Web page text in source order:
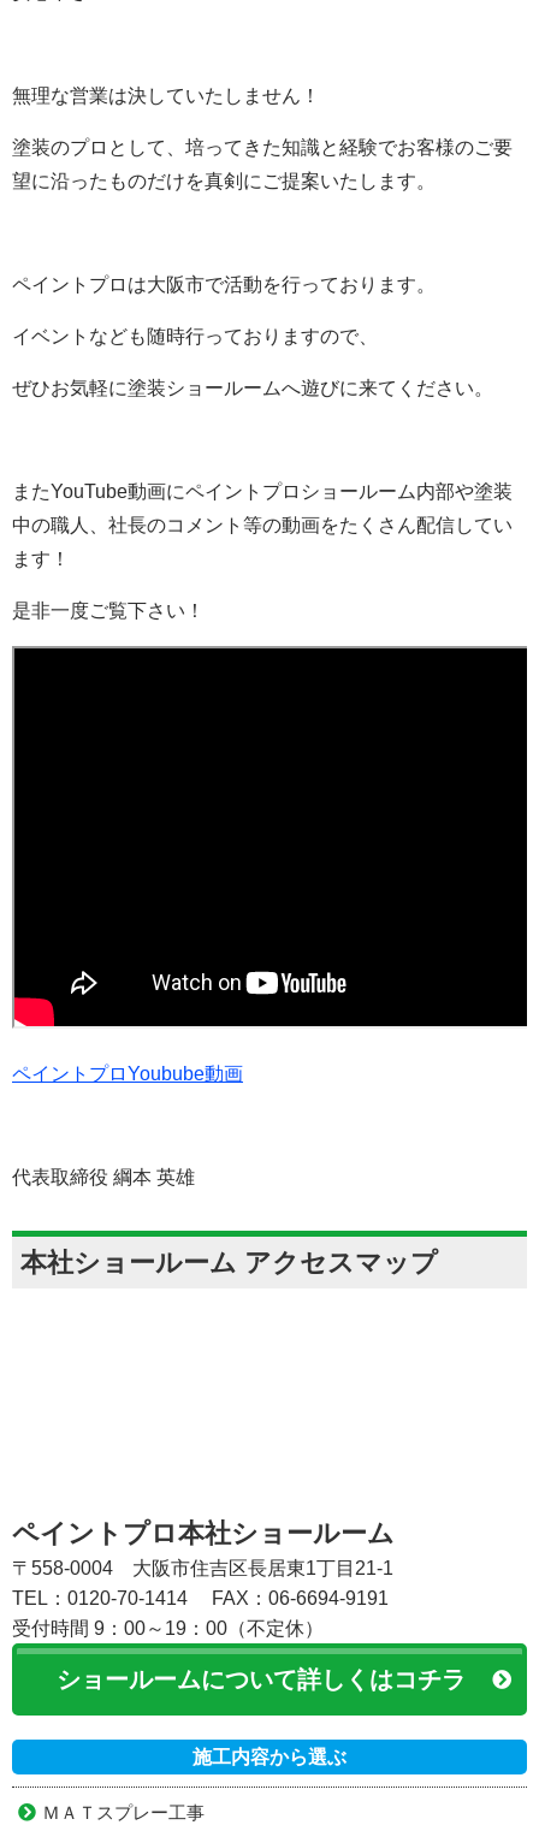
無理な営業は決していたしません！
塗装のプロとして、培ってきた知識と経験でお客様のご要
望に沿ったものだけを真剣にご提案いたします。
ペイントプロは大阪市で活動を行っております。
イベントなども随時行っておりますので、
ぜひお気軽に塗装ショールームへ遊びに来てください。
またYouTube動画にペイントプロショールーム内部や塗装
中の職人、社長のコメント等の動画をたくさん配信してい
ます！
是非一度ご覧下さい！
ペイントプロYoubube動画
代表取締役 綱本 英雄
本社ショールーム アクセスマップ
ペイントプロ本社ショールーム
〒558-0004 大阪市住吉区長居東1丁目21-1
TEL：0120-70-1414
FAX：06-6694-9191
受付時間 9：00～19：00（不定休）
ショールームについて詳しくはコチラ
施工内容から選ぶ
ＭＡＴスプレー工事